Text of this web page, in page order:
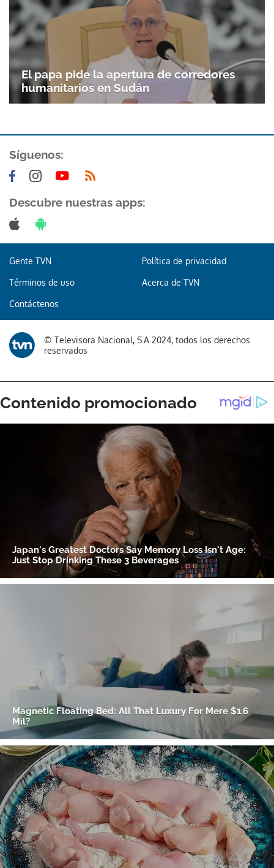
El papa pide la apertura de corredores
humanitarios en Sudán
Síguenos:
Descubre nuestras apps:
Gente TVN Política de privacidad
Términos de uso Acerca de TVN
Contáctenos
© Televisora Nacional, S.A 2024, todos los derechos
reservados